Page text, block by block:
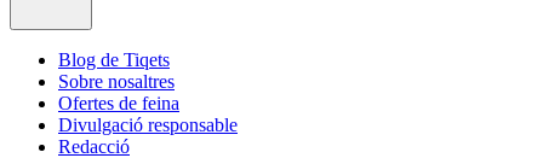
Blog de Tiqets
Sobre nosaltres
Ofertes de feina
Divulgació responsable
Redacció